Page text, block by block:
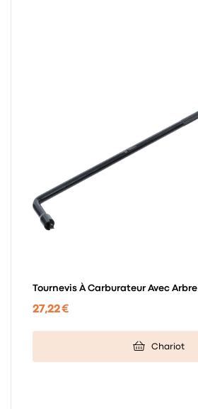
Tournevis À Carburateur Avec Arbre
27,22 €
Chariot